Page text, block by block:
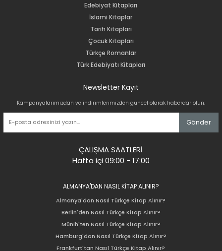
Edebiyat Kitapları
İslami Kitaplar
Tarih Kitapları
Çocuk Kitapları
Türkçe Romanlar
Türk Edebiyatı Kitapları
Newsletter Kayıt
Kampanyalarımızdan ve indirimlerimizden güncel olarak haberdar olun.
Gönder
ÇALIŞMA SAATLERİ
Hafta içi 09:00 - 17:00
ALMANYA'DAN NASIL KİTAP ALINIR?
Almanya'dan Nasıl Türkçe Kitap Alınır?
Berlin'den Nasıl Türkçe Kitap Alınır?
Münih'ten Nasıl Türkçe Kitap Alınır?
Hamburg'dan Nasıl Türkçe Kitap Alınır?
Frankfurt'tan Nasıl Türkçe Kitap Alınır?